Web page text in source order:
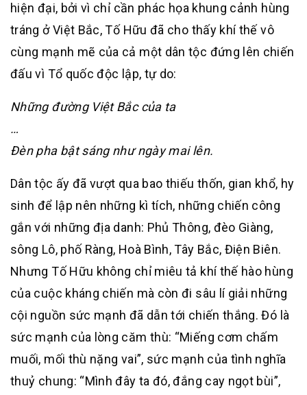
hiện đại, bởi vì chỉ cần phác họa khung cảnh hùng
tráng ở Việt Bắc, Tố Hữu đã cho thấy khí thế vô
cùng mạnh mẽ của cả một dân tộc đứng lên chiến
đấu vì Tổ quốc độc lập, tự do:
Những đường Việt Bắc của ta
…
Đèn pha bật sáng như ngày mai lên.
Dân tộc ấy đã vượt qua bao thiếu thốn, gian khổ, hy
sinh để lập nên những kì tích, những chiến công
gắn với những địa danh: Phủ Thông, đèo Giàng,
sông Lô, phố Ràng, Hoà Bình, Tây Bắc, Điện Biên.
Nhưng Tố Hữu không chỉ miêu tả khí thế hào hùng
của cuộc kháng chiến mà còn đi sâu lí giải những
cội nguồn sức mạnh đã dẫn tới chiến thắng. Đó là
sức mạnh của lòng căm thù: “Miếng cơm chấm
muối, mối thù nặng vai”, sức mạnh của tình nghĩa
thuỷ chung: “Mình đây ta đó, đắng cay ngọt bùi”,